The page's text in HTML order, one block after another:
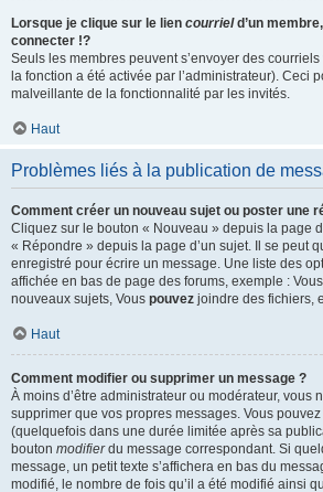
Lorsque je clique sur le lien courrield’un
connecter !?
Seuls les membres peuvent s’envoyer des
la fonction a été activée par l’administrateur). Ceci
malveillante de la fonctionnalité par les invités.
Haut
Problèmes liés à la publication de
Comment créer un nouveau sujet ou poster une
Cliquez sur le bouton « Nouveau » depuis la page
« Répondre » depuis la page d’un sujet. Il se peut
enregistré pour écrire un message. Une liste des
affichée en bas de page des forums, exemple : Vous
nouveaux sujets, Vous pouvez joindre des fichiers,
Haut
Comment modifier ou supprimer un message ?
À moins d’être administrateur ou modérateur, vous
supprimer que vos propres messages. Vous
(quelquefois dans une durée limitée après sa
bouton modifierdu message correspondant. Si
message, un petit texte s’affichera en bas du
modifié, le nombre de fois qu’il a été modifié ainsi